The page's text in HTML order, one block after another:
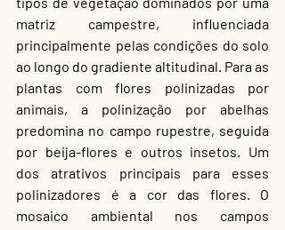
matriz campestre, influenciada
principalmente pelas condições do solo
ao longo do gradiente altitudinal. Para as
plantas com flores polinizadas por
animais, a polinização por abelhas
predomina no campo rupestre, seguida
por beija-flores e outros insetos. Um
dos atrativos principais para esses
polinizadores é a cor das flores. O
mosaico ambiental nos campos